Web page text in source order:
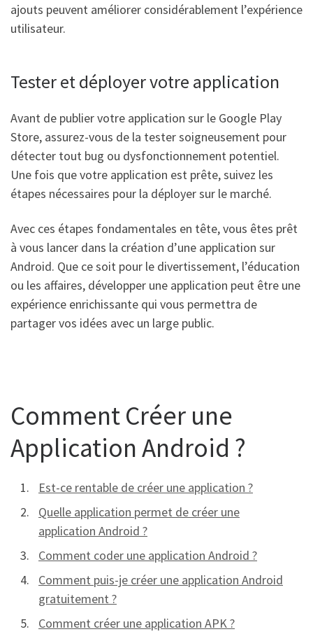
ajouts peuvent améliorer considérablement l’expérience
utilisateur.
Tester et déployer votre application
Avant de publier votre application sur le Google Play
Store, assurez-vous de la tester soigneusement pour
détecter tout bug ou dysfonctionnement potentiel.
Une fois que votre application est prête, suivez les
étapes nécessaires pour la déployer sur le marché.
Avec ces étapes fondamentales en tête, vous êtes prêt
à vous lancer dans la création d’une application sur
Android. Que ce soit pour le divertissement, l’éducation
ou les affaires, développer une application peut être une
expérience enrichissante qui vous permettra de
partager vos idées avec un large public.
Comment Créer une
Application Android ?
Est-ce rentable de créer une application ?
Quelle application permet de créer une
application Android ?
Comment coder une application Android ?
Comment puis-je créer une application Android
gratuitement ?
Comment créer une application APK ?